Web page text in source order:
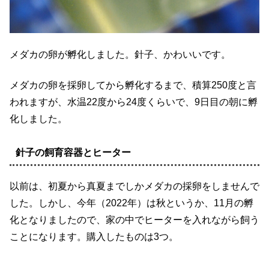
メダカの卵が孵化しました。針子、かわいいです。
メダカの卵を採卵してから孵化するまで、積算250度と言
われますが、水温22度から24度くらいで、9日目の朝に孵
化しました。
針子の飼育容器とヒーター
以前は、初夏から真夏までしかメダカの採卵をしませんで
した。しかし、今年（2022年）は秋というか、11月の孵
化となりましたので、家の中でヒーターを入れながら飼う
ことになります。購入したものは3つ。